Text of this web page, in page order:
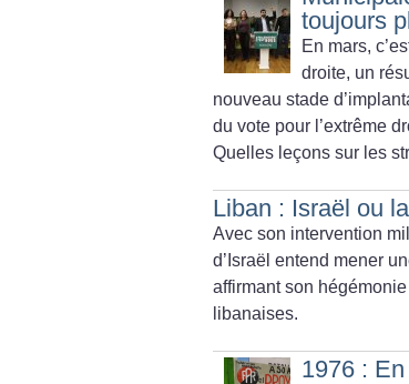
toujours
En mars,
droite, un
nouveau stade
du vote pour l’extrême
Quelles leçons sur les
Liban : Israël ou
Avec son intervention
d’Israël entend mener
affirmant son
libanaises.
1976 :